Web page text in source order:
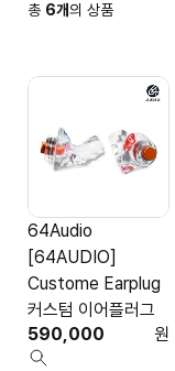
총 6개의 상품
64Audio
[64AUDIO]
Custome Earplug
커스텀 이어플러그
590,000
원